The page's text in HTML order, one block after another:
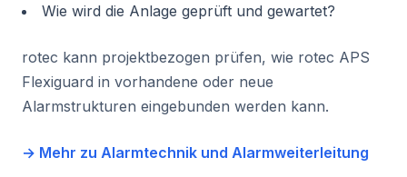
Wie wird die Anlage geprüft und gewartet?
rotec kann projektbezogen prüfen, wie rotec APS
Flexiguard in vorhandene oder neue
Alarmstrukturen eingebunden werden kann.
→ Mehr zu Alarmtechnik und Alarmweiterleitung